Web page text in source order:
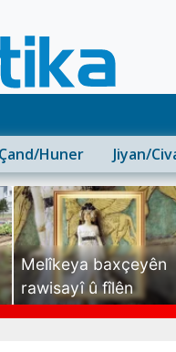
Çand/Huner Jiyan/
Melîkeya baxçeyên
rawisayî û fîlên